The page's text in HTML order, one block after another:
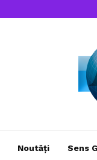
Noutăți Sens